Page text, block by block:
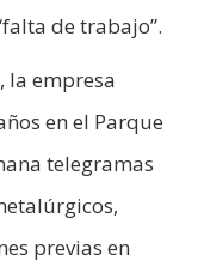
de trabajo”.
la empresa
en el Parque
telegramas
previas en